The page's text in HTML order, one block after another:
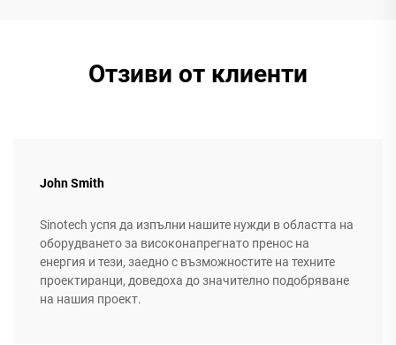
Отзиви от клиенти
John Smith
Sinotech успя да изпълни нашите нужди в областта на
оборудването за високонапрегнато пренос на
енергия и тези, заедно с възможностите на техните
проектиранци, доведоха до значително подобряване
на нашия проект.